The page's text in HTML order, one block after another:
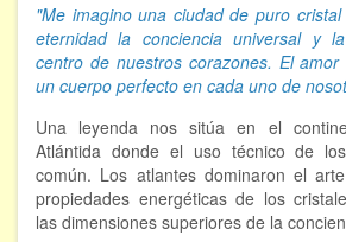
Bioenergía Cuántica Evolutiva
Limpieza de las energías - -
PRÁCTICO
NOTICIAS Y ENTREVISTAS
TERAPIAS
Aura y energías. Limpieza
"Me imagino una ciudad de puro
eternidad la conciencia universal y
centro de nuestros corazones. El
un cuerpo perfecto en cada uno de
Una leyenda nos sitúa en el
Atlántida donde el uso técnico de
común. Los atlantes dominaron el
propiedades energéticas de los
las dimensiones superiores de la